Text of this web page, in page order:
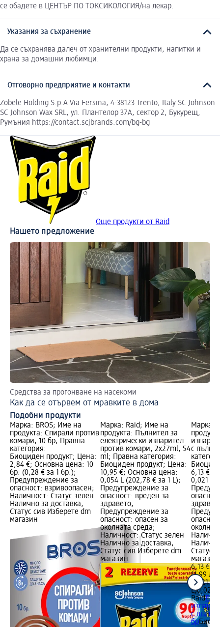
се обадете в ЦЕНТЪР ПО ТОКСИКОЛОГИЯ/на лекар.
Указания за съхранение
Да се съхранява далеч от хранителни продукти, напитки и
храна за домашни любимци.
Отговорно предприятие и контакти
Zobele Holding S.p.A Via Fersina, 4-38123 Trento, Italy SC Johnson
SC Johnson Wax SRL, ул. Плантелор 37A, сектор 2, Букурещ,
Румъния https://contact.scjbrands.com/bg-bg
Още продукти от Raid
Нашето предложение
Средства за прогонване на насекоми
Как да се отървем от мравките в дома
Подобни продукти
Марка: BROS; Име на
продукта: Спирали против
комари, 10 бр; Правна
категория:
Биоциден продукт; Цена:
2,84 €; Основна цена: 10
бр. (0,28 € за 1 бр.);
Предупреждение за
опасност: взривоопасен;
Наличност: Статус зелен
Налично за доставка,
Статус сив Изберете dm
магазин
Марка: Raid; Име на
продукта: Пълнител за
електрически изпарител
против комари, 2x27ml, 54
ml; Правна категория:
Биоциден продукт; Цена:
10,95 €; Основна цена:
0,054 L (202,78 € за 1 L);
Предупреждение за
опасност: вреден за
здравето,
Предупреждение за
опасност: опасен за
околната среда;
Наличност: Статус зелен
Налично за доставка,
Статус сив Изберете dm
магазин
Марка:
с
6,13 €;
0,021 L
Статус
магазин
6,13 €
11,99 лв.
0,021 L
L)0,021
Raid
с
бр